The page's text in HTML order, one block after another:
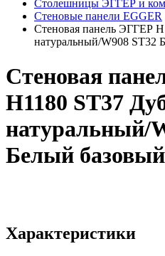
Столешницы ЭГГЕР и
Стеновые панели EGGER
Стеновая панель ЭГГЕР
натуральный/W908 ST32
Стеновая
H1180 ST37
натуральный/
Белый
Характеристики